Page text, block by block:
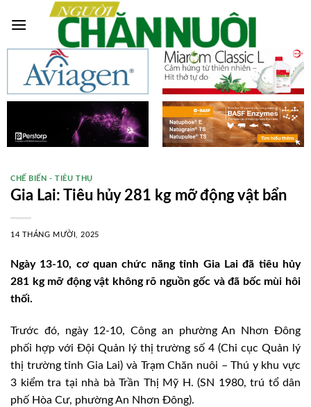
CHẾ BIẾN - TIÊU THỤ
Gia Lai: Tiêu hủy 281 kg mỡ động vật bẩn
14 THÁNG MƯỜI, 2025
Ngày 13-10, cơ quan chức năng tỉnh Gia Lai đã tiêu hủy
281 kg mỡ động vật không rõ nguồn gốc và đã bốc mùi hôi
thối.
Trước đó, ngày 12-10, Công an phường An Nhơn Đông
phối hợp với Đội Quản lý thị trường số 4 (Chi cục Quản lý
thị trường tỉnh Gia Lai) và Trạm Chăn nuôi – Thú y khu vực
3 kiểm tra tại nhà bà Trần Thị Mỹ H. (SN 1980, trú tổ dân
phố Hòa Cư, phường An Nhơn Đông).